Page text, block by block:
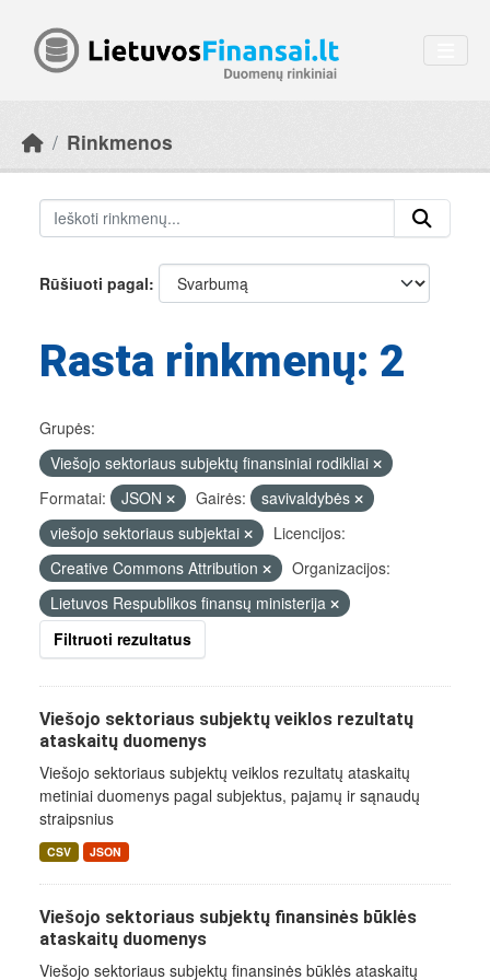
Rinkmenos
Rūšiuoti pagal
Rasta rinkmenų: 2
Grupės:
Viešojo sektoriaus subjektų finansiniai rodikliai
Formatai:
JSON Gairės:
savivaldybės
viešojo sektoriaus subjektai
Licencijos:
Creative Commons Attribution
Organizacijos:
Lietuvos Respublikos finansų ministerija
Filtruoti rezultatus
Viešojo sektoriaus subjektų veiklos rezultatų
ataskaitų duomenys
Viešojo sektoriaus subjektų veiklos rezultatų ataskaitų
metiniai duomenys pagal subjektus, pajamų ir sąnaudų
straipsnius
CSV JSON
Viešojo sektoriaus subjektų finansinės būklės
ataskaitų duomenys
Viešojo sektoriaus subjektų finansinės būklės ataskaitų